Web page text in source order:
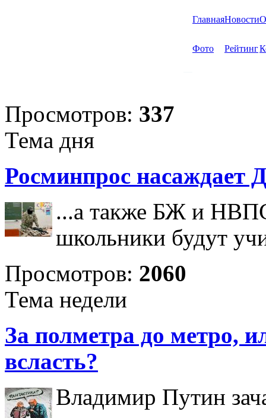
ГлавнаяНовости
Фото Рейтинг
Просмотров: 337
Тема дня
Росминпрос насаждает
...а также БЖ и НВПС
школьники будут
Просмотров: 2060
Тема недели
За полметра до метро,
всласть?
Владимир Путин